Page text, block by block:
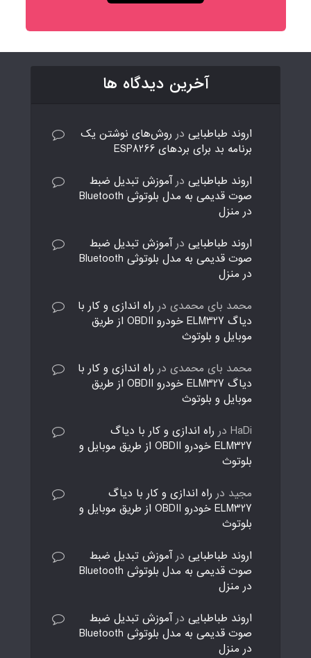
آخرین دیدگاه ها
اروند طباطبایی در روش‌های نوشتن یک
برنامه بد برای بردهای ESP8266
اروند طباطبایی درآموزش تبدیل ضبط
صوت قدیمی به مدل بلوتوثی Bluetooth
در منزل
اروند طباطبایی درآموزش تبدیل ضبط
صوت قدیمی به مدل بلوتوثی Bluetooth
در منزل
محمد بای محمدی در راه اندازی و کار با
دیاگ ELM327 خودرو OBDII از طریق
موبایل و بلوتوث
محمد بای محمدی در راه اندازی و کار با
دیاگ ELM327 خودرو OBDII از طریق
موبایل و بلوتوث
HaDi در راه اندازی و کار با دیاگ
ELM327 خودرو OBDII از طریق موبایل و
بلوتوث
مجید در راه اندازی و کار با دیاگ
ELM327 خودرو OBDII از طریق موبایل و
بلوتوث
اروند طباطبایی درآموزش تبدیل ضبط
صوت قدیمی به مدل بلوتوثی Bluetooth
در منزل
اروند طباطبایی درآموزش تبدیل ضبط
صوت قدیمی به مدل بلوتوثی Bluetooth
در منزل